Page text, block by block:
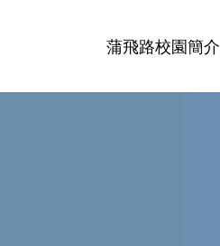
蒲飛路校園簡介